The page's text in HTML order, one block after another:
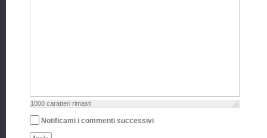
1000 caratteri rimasti
Notificami i commenti successivi